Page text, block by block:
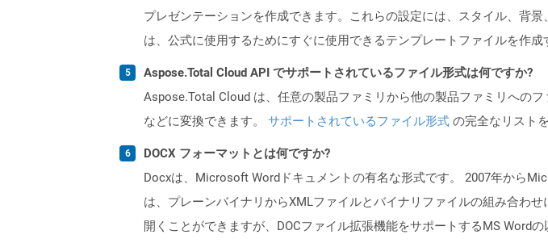
プレゼンテーションを作成できます。これらの設定には、スタイル、背
は、公式に使用するためにすぐに使用できるテンプレートファイルを作成
Aspose.Total Cloud API でサポートされているファイル形式は何ですか?
Aspose.Total Cloud は、任意の製品ファミリから他の製品ファミリへのフ
などに変換できます。 サポートされているファイル形式 の完全なリスト
DOCX フォーマットとは何ですか?
Docxは、Microsoft Wordドキュメントの有名な形式です。 2007年から
は、プレーンバイナリからXMLファイルとバイナリファイルの組み合わ
開くことができますが、DOCファイル拡張機能をサポートするMS Word